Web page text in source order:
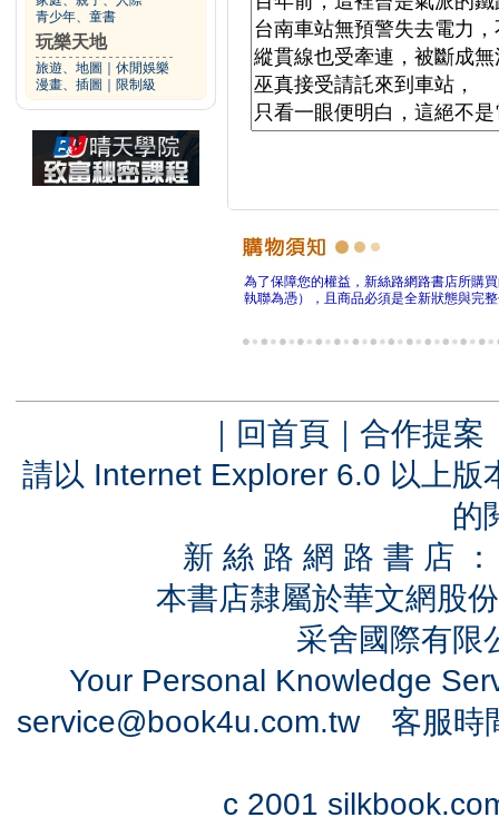
青少年、童書
玩樂天地
旅遊、地圖
休閒娛樂
漫畫、插圖
限制級
為了保障您的權益，新絲路網路書店所購
執聯為憑），且商品必須是全新狀態與完
｜ 回首頁 ｜ 合作提案
請以 Internet Explorer 6.0 以上
的
新 絲 路 網 路 書 店
本書店隸屬於華文網股
采舍國際有
Your Personal Knowledge
service@book4u.com.tw客服時
c 2001